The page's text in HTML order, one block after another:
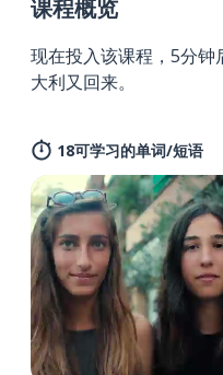
课程概览
现在投入该课程，5分
大利又回来。
18可学习的单词/短语